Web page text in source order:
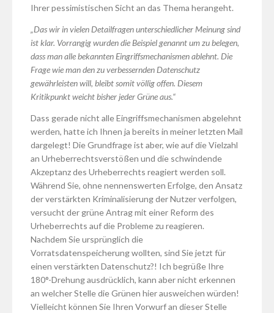
Ihrer pessimistischen Sicht an das Thema herangeht.
„Das wir in vielen Detailfragen unterschiedlicher Meinung sind
ist klar. Vorrangig wurden die Beispiel genannt um zu belegen,
dass man alle bekannten Eingriffsmechanismen ablehnt. Die
Frage wie man den zu verbessernden Datenschutz
gewährleisten will, bleibt somit völlig offen. Diesem
Kritikpunkt weicht bisher jeder Grüne aus.“
Dass gerade nicht alle Eingriffsmechanismen abgelehnt
werden, hatte ich Ihnen ja bereits in meiner letzten Mail
dargelegt! Die Grundfrage ist aber, wie auf die Vielzahl
an Urheberrechtsverstößen und die schwindende
Akzeptanz des Urheberrechts reagiert werden soll.
Während Sie, ohne nennenswerten Erfolge, den Ansatz
der verstärkten Kriminalisierung der Nutzer verfolgen,
versucht der grüne Antrag mit einer Reform des
Urheberrechts auf die Probleme zu reagieren.
Nachdem Sie ursprünglich die
Vorratsdatenspeicherung wollten, sind Sie jetzt für
einen verstärkten Datenschutz?! Ich begrüße Ihre
180°-Drehung ausdrücklich, kann aber nicht erkennen
an welcher Stelle die Grünen hier ausweichen würden!
Vielleicht können Sie Ihren Vorwurf an dieser Stelle